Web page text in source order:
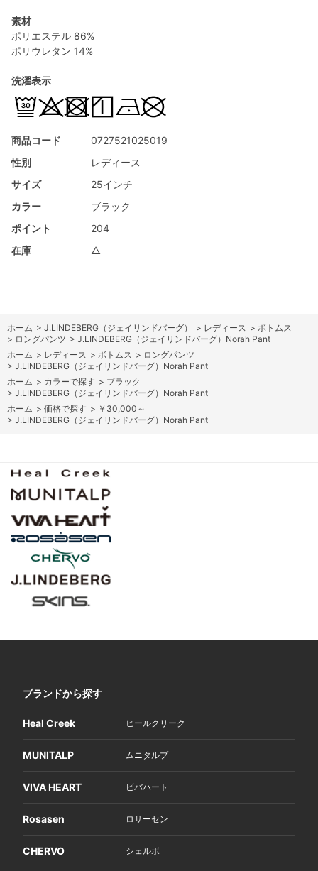
商品コード
0727521025019
性別
レディース
サイズ
25インチ
カラー
ブラック
ポイント
204
在庫
△
素材
ポリエステル 86%
ポリウレタン 14%
洗濯表示
ホーム > J.LINDEBERG（ジェイリンドバーグ） > レディース > ボトムス
> ロングパンツ > J.LINDEBERG（ジェイリンドバーグ）Norah Pant
ホーム > レディース > ボトムス > ロングパンツ
> J.LINDEBERG（ジェイリンドバーグ）Norah Pant
ホーム > カラーで探す > ブラック
> J.LINDEBERG（ジェイリンドバーグ）Norah Pant
ホーム > 価格で探す > ￥30,000～
> J.LINDEBERG（ジェイリンドバーグ）Norah Pant
ブランドから探す
Heal Creek ヒールクリーク
MUNITALP ムニタルプ
VIVA HEART ビバハート
Rosasen ロサーセン
CHERVO シェルボ